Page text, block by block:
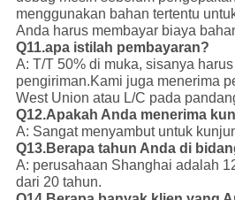
menggunakan bahan tertentu
Anda harus membayar biaya
Q11.apa istilah pembayaran?
A: T/T 50% di muka, sisanya
pengiriman.Kami juga menerima
West Union atau L/C pada
Q12.Apakah Anda menerima
A: Sangat menyambut untuk
Q13.Berapa tahun Anda di
A: perusahaan Shanghai adalah
dari 20 tahun.